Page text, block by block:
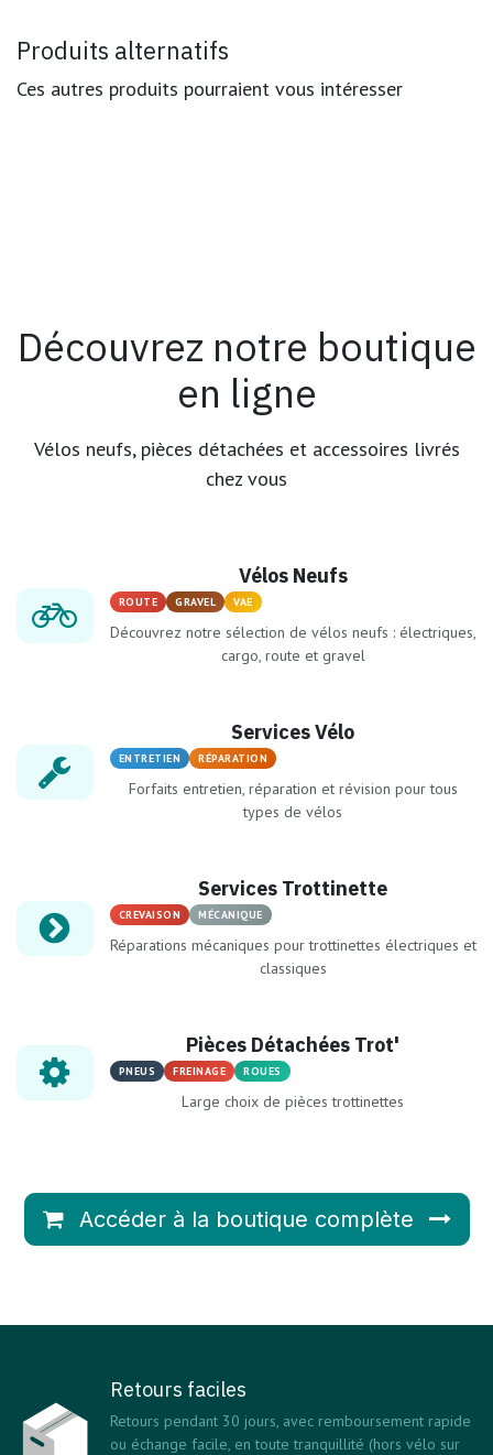
Produits alternatifs
Ces autres produits pourraient vous intéresser
Découvrez notre boutique
en ligne
Vélos neufs, pièces détachées et accessoires livrés
chez vous
Vélos Neufs
ROUTE GRAVEL VAE
Découvrez notre sélection de vélos neufs : électriques,
cargo, route et gravel
Services Vélo
ENTRETIEN RÉPARATION
Forfaits entretien, réparation et révision pour tous
types de vélos
Services Trottinette
CREVAISON MÉCANIQUE
Réparations mécaniques pour trottinettes électriques et
classiques
Pièces Détachées Trot'
PNEUS FREINAGE ROUES
Large choix de pièces trottinettes
Accéder à la boutique complète
Retours faciles
Retours pendant 30 jours, avec remboursement rapide
ou échange facile, en toute tranquillité (hors vélo sur